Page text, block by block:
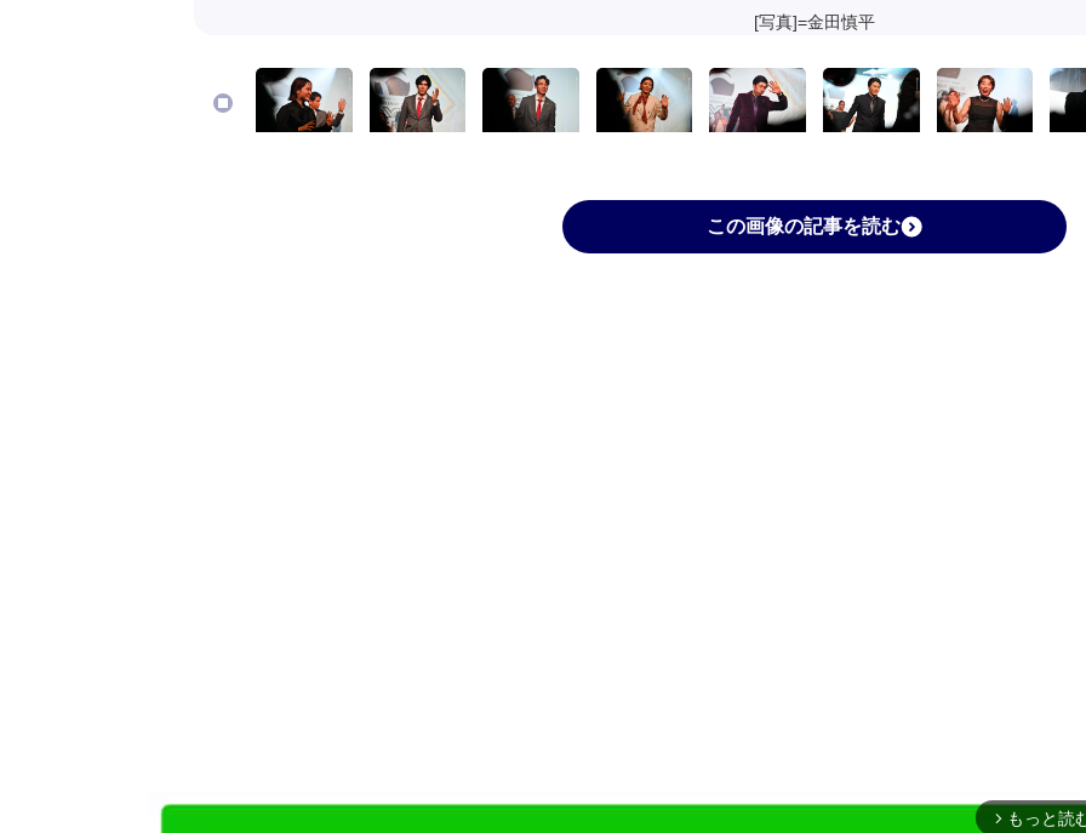
[写真]=金田慎平
この画像の記事を読む
arrow_forward_ios もっと読